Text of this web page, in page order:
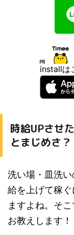
installは
時給UPさせ
とまじめさ？
洗い場・皿洗
給を上げて稼
ますよね。そ
お教えします！